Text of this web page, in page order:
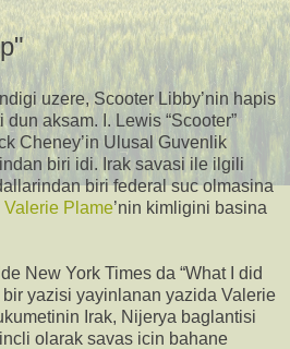
uzere, Scooter Libby’nin hapis
aksam. I. Lewis “Scooter”
Cheney’in Ulusal Guvenlik
biri idi. Irak savasi ile ilgili
biri federal suc olmasina
Valerie Plame’nin kimligini basina
New York Times da “What I did
bir yazisi yayinlanan yazida Valerie
Irak, Nijerya baglantisi
olarak savas icin bahane